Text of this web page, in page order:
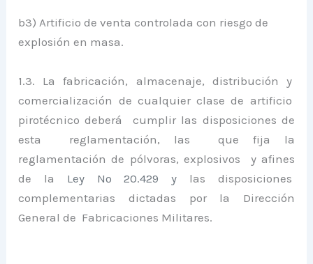
b3) Artificio de venta controlada con riesgo de
explosión en masa.
1.3. La fabricación, almacenaje, distribución y
comercialización de cualquier clase de artificio
pirotécnico deberá cumplir las disposiciones de
esta reglamentación, las que fija la
reglamentación de pólvoras, explosivos y afines
de la Ley Nº 20.429 y las disposiciones
complementarias dictadas por la Dirección
General de Fabricaciones Militares.